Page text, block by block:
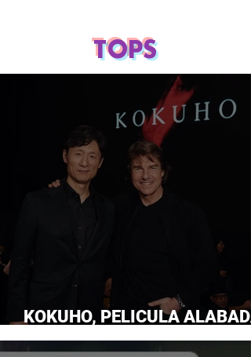
TOPS
KOKUHO, PELICULA
POR TOM CRUISE